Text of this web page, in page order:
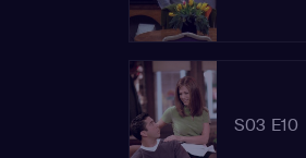
S03 E10